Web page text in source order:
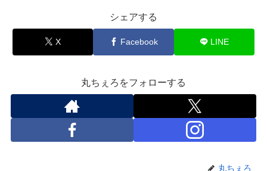
シェアする
X Facebook LINE
丸ちぇろをフォローする
丸ちぇろ